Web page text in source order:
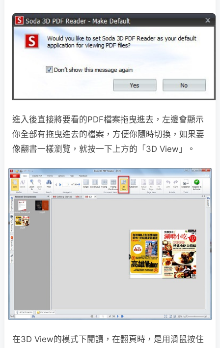
進入後直接將要看的PDF檔案拖曳進去，左邊會顯示
你全部有拖曳進去的檔案，方便你隨時切換，如果要
像翻書一樣瀏覽，就按一下上方的「3D View」。
在3D View的模式下閱讀，在翻頁時，是用滑鼠按住